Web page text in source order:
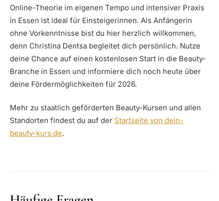
Online-Theorie im eigenen Tempo und intensiver Praxis
in Essen ist ideal für Einsteigerinnen. Als Anfängerin
ohne Vorkenntnisse bist du hier herzlich willkommen,
denn Christina Dentsa begleitet dich persönlich. Nutze
deine Chance auf einen kostenlosen Start in die Beauty-
Branche in Essen und informiere dich noch heute über
deine Fördermöglichkeiten für 2026.
Mehr zu staatlich geförderten Beauty-Kursen und allen
Standorten findest du auf der Startseite von dein-
beauty-kurs.de.